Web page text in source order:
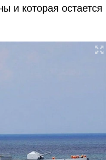
и которая остается